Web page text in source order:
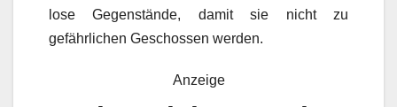
lose Gegenstände, damit sie nicht zu
gefährlichen Geschossen werden.
Anzeige